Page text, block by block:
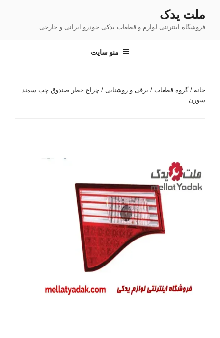
محتوا
ملت یدک
فروشگاه اینترنتی لوازم و قطعات یدکی خودرو ایرانی و خارجی
منو سایت
خانه /گروه قطعات / برقی و روشنایی / چراغ خطر صندوق چپ سمند
سورن